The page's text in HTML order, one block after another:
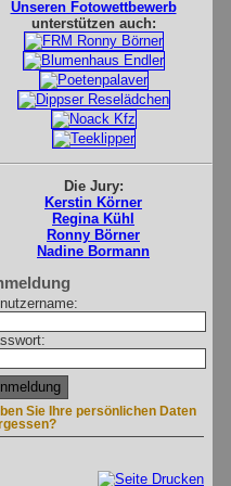
Unseren Fotowettbewerb
unterstützen auch:
Die Jury:
Kerstin Körner
Regina Kühl
Ronny Börner
Nadine Bormann
Sie Ihre persönlichen Daten